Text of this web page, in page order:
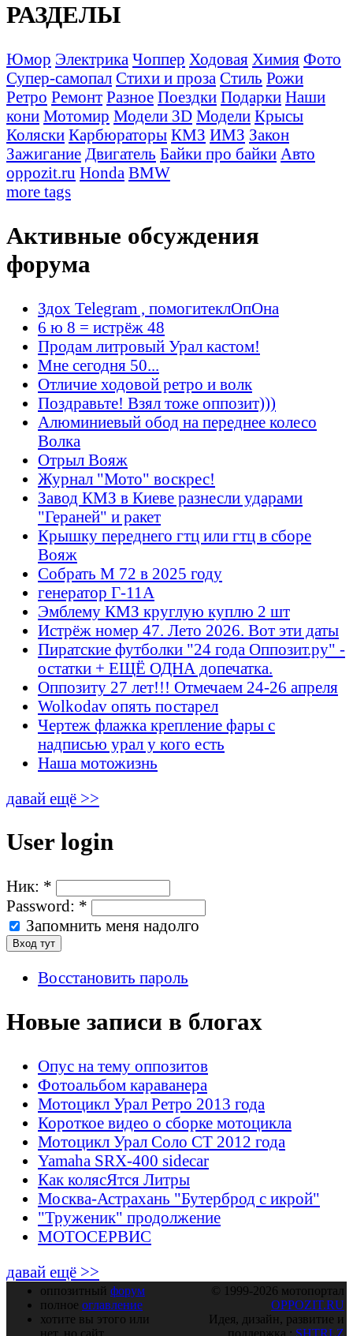
РАЗДЕЛЫ
Юмор Электрика Чоппер Ходовая Химия Фото
Супер-самопал Стихи и проза Стиль Рожи
Ретро Ремонт Разное Поездки Подарки Наши
кони Мотомир Модели 3D Модели Крысы
Коляски Карбюраторы КМЗ ИМЗ Закон
Зажигание Двигатель Байки про байки Авто
oppozit.ru Honda BMW
more tags
Активные обсуждения
форума
Здох Telegram , помогитеклОпОна
6 ю 8 = истрёж 48
Продам литровый Урал кастом!
Мне сегодня 50...
Отличие ходовой ретро и волк
Поздравьте! Взял тоже оппозит)))
Алюминиевый обод на переднее колесо
Волка
Отрыл Вояж
Журнал "Мото" воскрес!
Завод КМЗ в Киеве разнесли ударами
"Гераней" и ракет
Крышку переднего гтц или гтц в сборе
Вояж
Собрать М 72 в 2025 году
генератор Г-11А
Эмблему КМЗ круглую куплю 2 шт
Истрёж номер 47. Лето 2026. Вот эти даты
Пиратские футболки "24 года Оппозит.ру" -
остатки + ЕЩЁ ОДНА допечатка.
Оппозиту 27 лет!!! Отмечаем 24-26 апреля
Wolkodav опять постарел
Чертеж флажка крепление фары с
надписью урал у кого есть
Наша мотожизнь
давай ещё >>
User login
Ник: *
Password: *
Запомнить меня надолго
Восстановить пароль
Новые записи в блогах
Опус на тему оппозитов
Фотоальбом караванера
Мотоцикл Урал Ретро 2013 года
Короткое видео о сборке мотоцикла
Мотоцикл Урал Соло СТ 2012 года
Yamaha SRX-400 sidecar
Как колясЯтся Литры
Москва-Астрахань "Бутерброд с икрой"
"Труженик" продолжение
МОТОСЕРВИС
давай ещё >>
оппозитный форум
полное оглавление
хотите вы этого или
нет, но сайт
© 1999-2026 мотопортал
OPPOZIT.RU
Идея, дизайн, развитие и
поддержка : SHTRLZ